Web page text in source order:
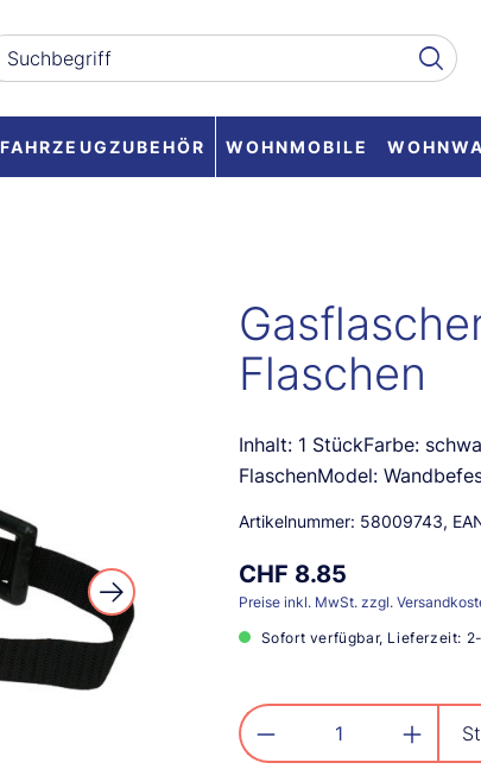
FAHRZEUGZUBEHÖR WOHNMOBILE
Flaschen
Inhalt: 1 StückFarbe:
FlaschenModel:
Artikelnummer: 58009743,
CHF 8.85
Preise inkl. MwSt. zzgl.
Sofort verfügbar, Lieferzeit:
Produkt Anzahl: